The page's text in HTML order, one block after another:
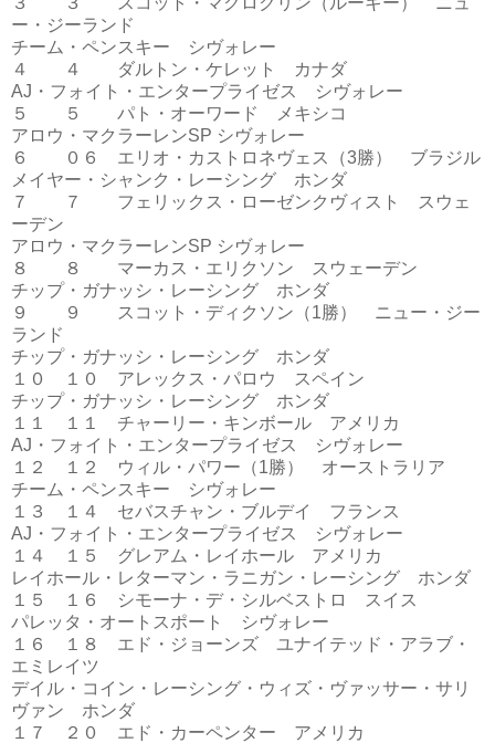
ー・ジーランド
チーム・ペンスキー シヴォレー
４ ４ ダルトン・ケレット カナダ
AJ・フォイト・エンタープライゼス シヴォレー
５ ５ パト・オーワード メキシコ
アロウ・マクラーレンSP シヴォレー
６ ０６ エリオ・カストロネヴェス（3勝） ブラジル
メイヤー・シャンク・レーシング ホンダ
７ ７ フェリックス・ローゼンクヴィスト スウェ
ーデン
アロウ・マクラーレンSP シヴォレー
８ ８ マーカス・エリクソン スウェーデン
チップ・ガナッシ・レーシング ホンダ
９ ９ スコット・ディクソン（1勝） ニュー・ジー
ランド
チップ・ガナッシ・レーシング ホンダ
１０ １０ アレックス・パロウ スペイン
チップ・ガナッシ・レーシング ホンダ
１１ １１ チャーリー・キンボール アメリカ
AJ・フォイト・エンタープライゼス シヴォレー
１２ １２ ウィル・パワー（1勝） オーストラリア
チーム・ペンスキー シヴォレー
１３ １４ セバスチャン・ブルデイ フランス
AJ・フォイト・エンタープライゼス シヴォレー
１４ １５ グレアム・レイホール アメリカ
レイホール・レターマン・ラニガン・レーシング ホンダ
１５ １６ シモーナ・デ・シルベストロ スイス
パレッタ・オートスポート シヴォレー
１６ １８ エド・ジョーンズ ユナイテッド・アラブ・
エミレイツ
デイル・コイン・レーシング・ウィズ・ヴァッサー・サリ
ヴァン ホンダ
１７ ２０ エド・カーペンター アメリカ